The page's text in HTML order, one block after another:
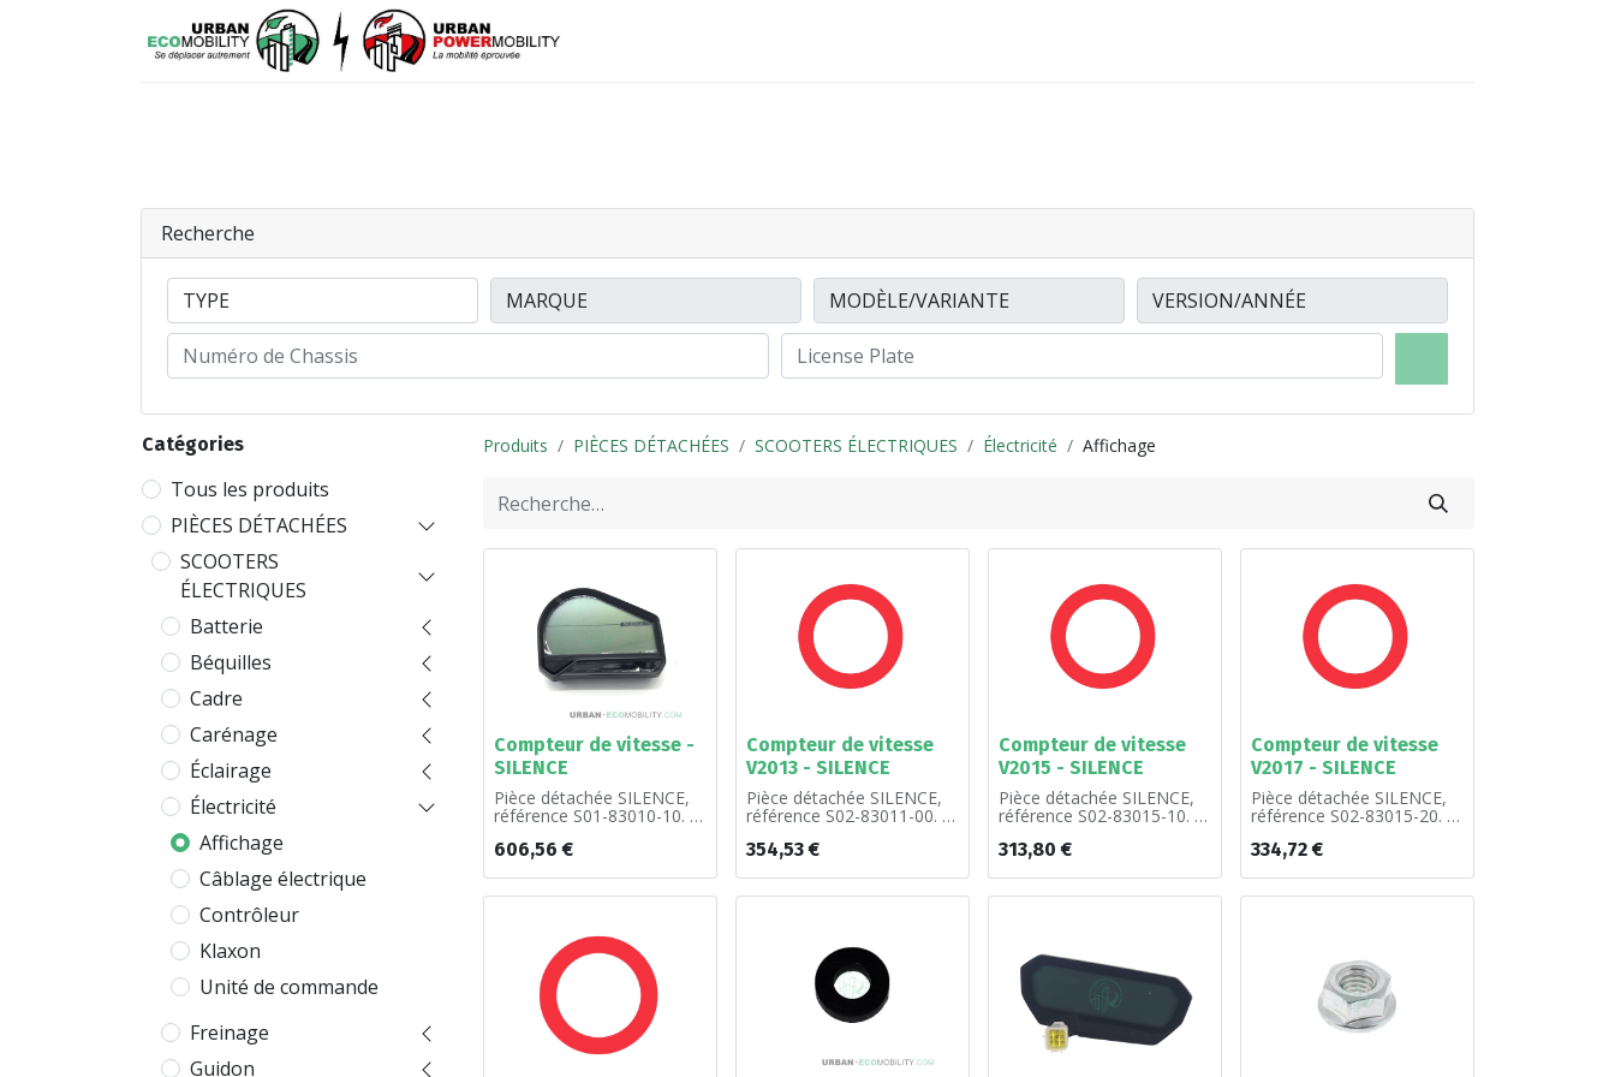
Recherche
Catégories
Tous les produits
PIÈCES DÉTACHÉES
SCOOTERS
ÉLECTRIQUES
Batterie
Béquilles
Cadre
Carénage
Éclairage
Électricité
Affichage
Câblage électrique
Contrôleur
Klaxon
Unité de commande
Freinage
Guidon
Produits PIÈCES DÉTACHÉES SCOOTERS ÉLECTRIQUES Électricité Affichage
Compteur de vitesse -
SILENCE
Pièce détachée SILENCE,
référence S01-83010-10. À
606,56 €
Compteur de vitesse
V2013 - SILENCE
Pièce détachée SILENCE,
référence S02-83011-00. À
354,53€
Compteur de vitesse
V2015 - SILENCE
Pièce détachée SILENCE,
référence S02-83015-10. À
313,80 €
Compteur de vitesse
V2017 - SILENCE
Pièce détachée SILENCE,
référence S02-83015-20. À
334,72€